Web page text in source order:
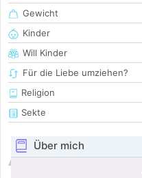
Gewicht
Kinder
Will Kinder
Für die Liebe umziehen?
Religion
Sekte
Über mich